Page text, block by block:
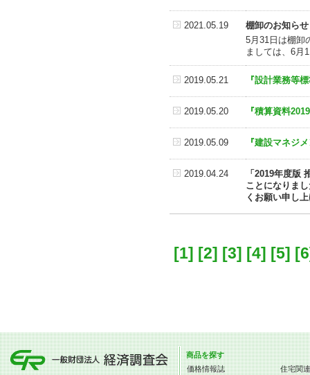
2021.05.19
棚卸のお知らせ
5月31日は棚卸
ましては、6月
2019.05.21 『設計業務等
2019.05.20 『積算資料
2019.05.09 『建設マネジ
2019.04.24
「2019年度版
ことになりま
くお願い申し
[1] [2] [3] [4] [5]
商品を探す
価格情報誌
住宅関連